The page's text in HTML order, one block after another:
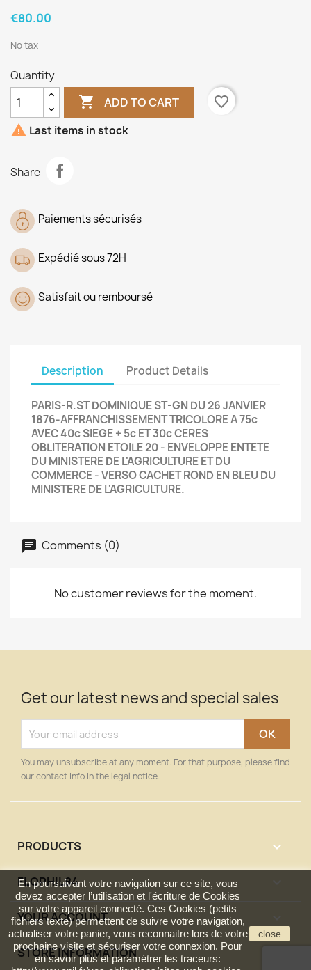
En poursuivant votre navigation sur ce site, vous
devez accepter l’utilisation et l'écriture de Cookies
sur votre appareil connecté. Ces Cookies (petits
fichiers texte) permettent de suivre votre navigation,
actualiser votre panier, vous reconnaitre lors de votre
prochaine visite et sécuriser votre connexion. Pour
en savoir plus et paramétrer les traceurs:
close
€80.00
No tax
Quantity
 ADD TO CART
favorite_border
 Last items in stock
Share
Paiements sécurisés
Expédié sous 72H
Satisfait ou remboursé
Description Product Details
PARIS-R.ST DOMINIQUE ST-GN DU 26 JANVIER
1876-AFFRANCHISSEMENT TRICOLORE A 75c
AVEC 40c SIEGE + 5c ET 30c CERES
OBLITERATION ETOILE 20 - ENVELOPPE ENTETE
DU MINISTERE DE L'AGRICULTURE ET DU
COMMERCE - VERSO CACHET ROND EN BLEU DU
MINISTERE DE L'AGRICULTURE.
Comments (0)
No customer reviews for the moment.
Get our latest news and special sales
You may unsubscribe at any moment. For that purpose, please find
our contact info in the legal notice.
PRODUCTS 
FLOPHIL84
YOUR ACCOUNT
STORE INFORMATION